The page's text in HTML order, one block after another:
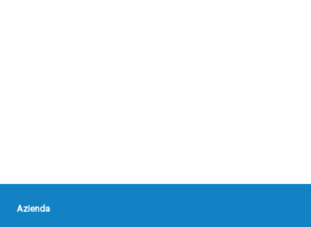
Azienda